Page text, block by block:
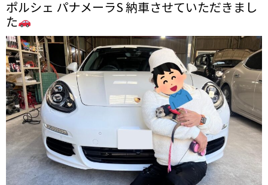
ポルシェ パナメーラS 納車させていただきまし
た